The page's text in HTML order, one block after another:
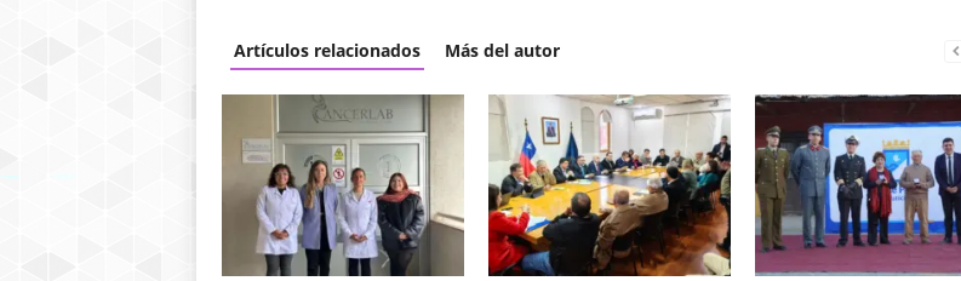
Artículos relacionados Más del autor